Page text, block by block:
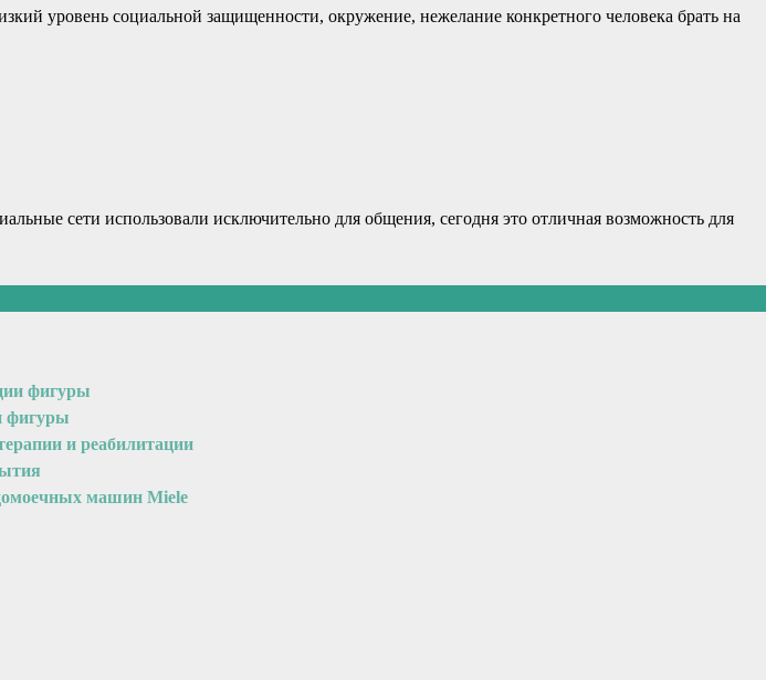
уровень социальной защищенности, окружение, нежелание конкретного человека брать на
сети использовали исключительно для общения, сегодня это отличная возможность для
фигуры
фигуры
и реабилитации
машин Miele